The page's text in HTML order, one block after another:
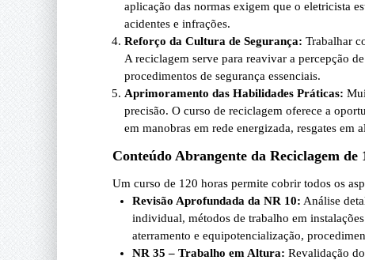
aplicação das normas exigem que o eletricista
acidentes e infrações.
Reforço da Cultura de Segurança: Trabalhar
A reciclagem serve para reavivar a percepção
procedimentos de segurança essenciais.
Aprimoramento das Habilidades Práticas:
precisão. O curso de reciclagem oferece a
em manobras em rede energizada, resgates em
Conteúdo Abrangente da Reciclagem de
Um curso de 120 horas permite cobrir todos os
Revisão Aprofundada da NR 10: Análise
individual, métodos de trabalho em
aterramento e equipotencialização,
NR 35 – Trabalho em Altura: Revalidação